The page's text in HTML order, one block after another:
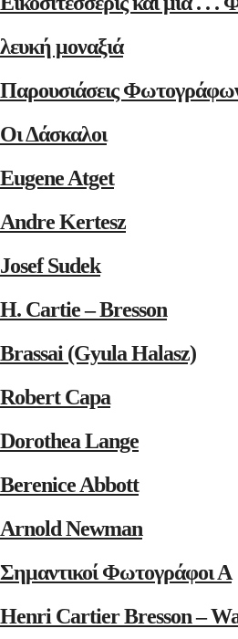
λευκή μοναξιά
Παρουσιάσεις
Οι Δάσκαλοι
Eugene Atget
Andre Kertesz
Josef Sudek
H. Cartie – Bresson
Brassai (Gyula Halasz)
Robert Capa
Dorothea Lange
Berenice Abbott
Arnold Newman
Σημαντικοί Φωτογράφοι Α
Henri Cartier Bresson –